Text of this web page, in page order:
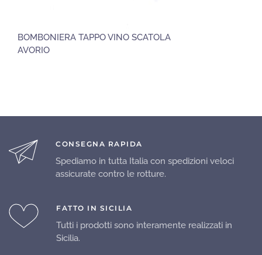
BOMBONIERA TAPPO VINO SCATOLA
AVORIO
CONSEGNA RAPIDA
Spediamo in tutta Italia con spedizioni veloci
assicurate contro le rotture.
FATTO IN SICILIA
Tutti i prodotti sono interamente realizzati in
Sicilia.